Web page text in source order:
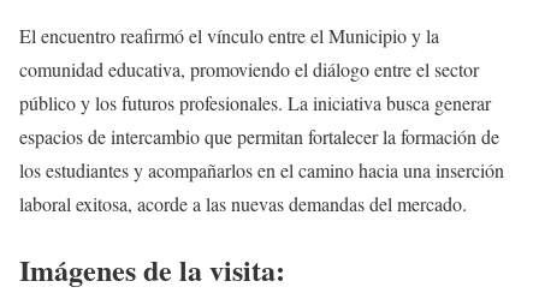
El encuentro reafirmó el vínculo entre el Municipio y la
comunidad educativa, promoviendo el diálogo entre el sector
público y los futuros profesionales. La iniciativa busca generar
espacios de intercambio que permitan fortalecer la formación de
los estudiantes y acompañarlos en el camino hacia una inserción
laboral exitosa, acorde a las nuevas demandas del mercado.
Imágenes de la visita: